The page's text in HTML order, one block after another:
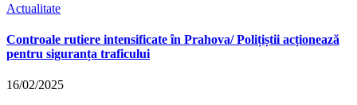
Actualitate
Controale rutiere intensificate în Prahova/ Polițiștii acționează
pentru siguranța traficului
16/02/2025